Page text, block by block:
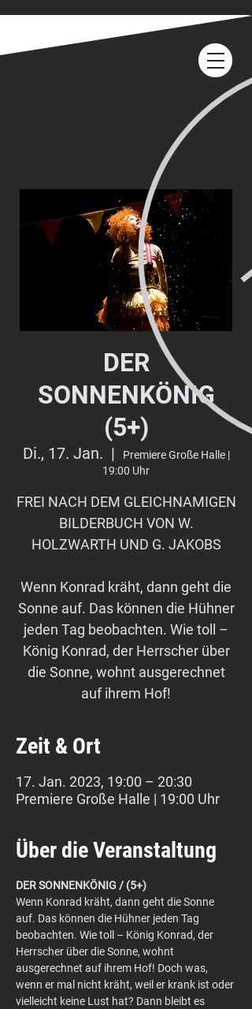
DER
SONNENKÖNIG
(5+)
Di., 17. Jan.
  |
Premiere Große Halle |
19:00 Uhr
FREI NACH DEM GLEICHNAMIGEN
BILDERBUCH VON W.
HOLZWARTH UND G. JAKOBS
Wenn Konrad kräht, dann geht die
Sonne auf. Das können die Hühner
jeden Tag beobachten. Wie toll –
König Konrad, der Herrscher über
die Sonne, wohnt ausgerechnet
auf ihrem Hof!
Zeit & Ort
17. Jan. 2023, 19:00 – 20:30
Premiere Große Halle | 19:00 Uhr
Über die Veranstaltung
DER SONNENKÖNIG / (5+)
Wenn Konrad kräht, dann geht die Sonne
auf. Das können die Hühner jeden Tag
beobachten. Wie toll – König Konrad, der
Herrscher über die Sonne, wohnt
ausgerechnet auf ihrem Hof! Doch was,
wenn er mal nicht kräht, weil er krank ist oder
vielleicht keine Lust hat? Dann bleibt es